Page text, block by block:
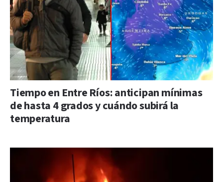
Tiempo en Entre Ríos: anticipan mínimas
de hasta 4 grados y cuándo subirá la
temperatura